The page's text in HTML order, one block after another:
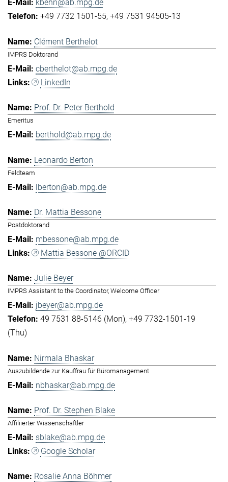
kbehn@ab.mpg.de
+49 7732 1501-55 +49 7531 94505-13
Clément Berthelot
IMPRS Doktorand
cberthelot@ab.mpg.de
LinkedIn
Prof. Dr. Peter Berthold
Emeritus
berthold@ab.mpg.de
Leonardo Berton
Feldteam
lberton@ab.mpg.de
Dr. Mattia Bessone
Postdoktorand
mbessone@ab.mpg.de
Mattia Bessone @ORCID
Julie Beyer
IMPRS Assistant to the Coordinator, Welcome Officer
jbeyer@ab.mpg.de
49 7531 88-5146 (Mon) +49 7732-1501-19
(Thu)
Nirmala Bhaskar
Auszubildende zur Kauffrau für Büromanagement
nbhaskar@ab.mpg.de
Prof. Dr. Stephen Blake
Affiliierter Wissenschaftler
sblake@ab.mpg.de
Google Scholar
Rosalie Anna Böhmer